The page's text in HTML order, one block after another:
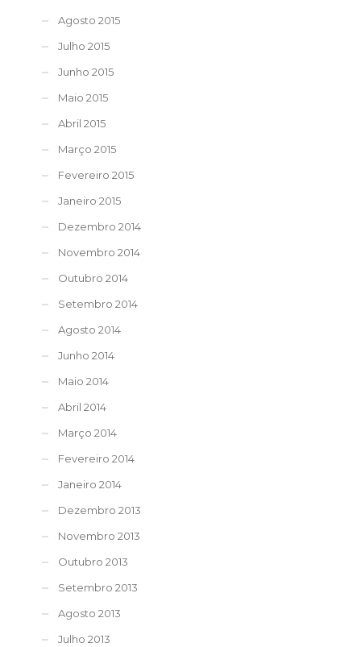
Agosto 2015
Julho 2015
Junho 2015
Maio 2015
Abril 2015
Março 2015
Fevereiro 2015
Janeiro 2015
Dezembro 2014
Novembro 2014
Outubro 2014
Setembro 2014
Agosto 2014
Junho 2014
Maio 2014
Abril 2014
Março 2014
Fevereiro 2014
Janeiro 2014
Dezembro 2013
Novembro 2013
Outubro 2013
Setembro 2013
Agosto 2013
Julho 2013